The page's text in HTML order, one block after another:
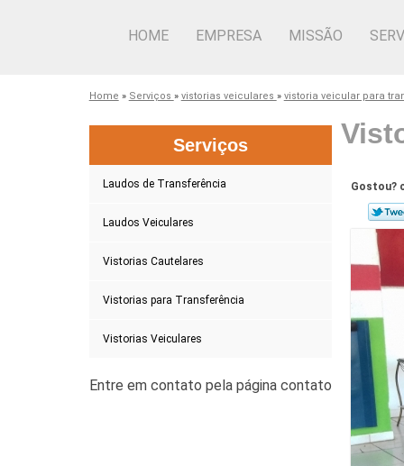
HOME EMPRESA MISSÃO
Home » Serviços » vistorias veiculares » vistoria veicular para
Serviços
Laudos de Transferência
Laudos Veiculares
Vistorias Cautelares
Vistorias para Transferência
Vistorias Veiculares
Gostou?